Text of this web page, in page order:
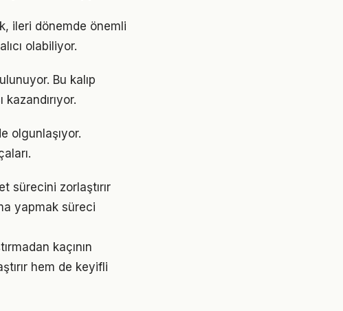
ileri dönemde önemli
olabiliyor.
Bu kalıp
olgunlaşıyor.
sürecini zorlaştırır
yapmak süreci
kaçının
hem de keyifli